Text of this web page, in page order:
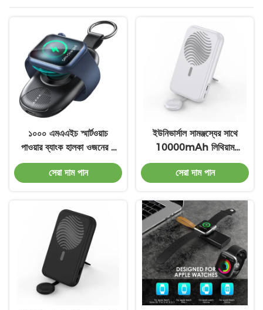
১০০০ এমএএইচ স্মার্টওয়াচ
পাওয়ার ব্যাংক হালকা ওজনের ৫
ভি / ১ এ ইনপুট টাইপ সি
সংযোগের সাথে
সেরা দাম পান
ইউনিভার্সাল সামঞ্জস্যের সাথে
10000mAh লিথিয়াম
আইওন পাওয়ার ব্যাংক টাইপ সি
সেরা দাম পান